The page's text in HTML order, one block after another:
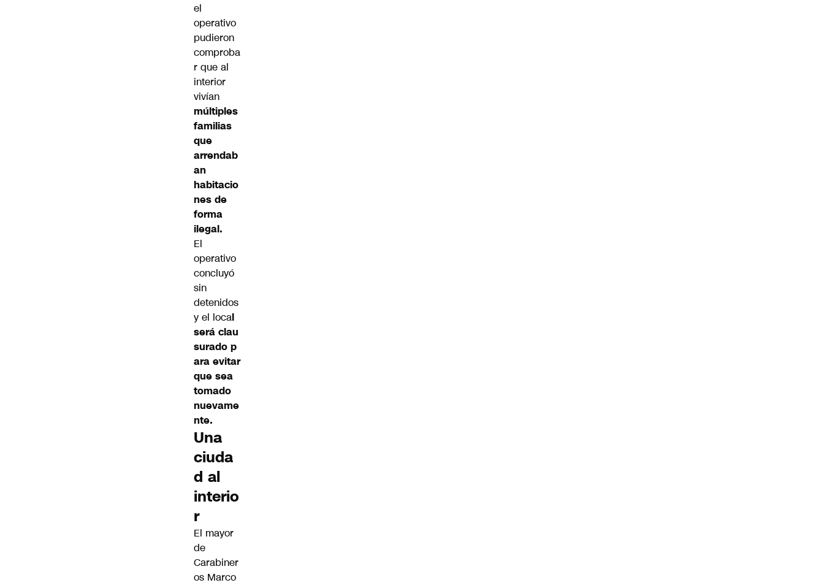
el
operativo
pudieron
comproba
r que al
interior
vivían
múltiples
familias
que
arrendab
an
habitacio
nes de
forma
ilegal.
El
operativo
concluyó
sin
detenidos
y el local
será clau
surado p
ara evitar
que sea
tomado
nuevame
nte.
Una
ciuda
d al
interio
r
El mayor
de
Carabiner
os Marco